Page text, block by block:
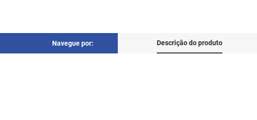
Navegue por: Descrição do produto